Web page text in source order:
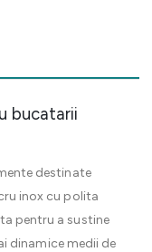
bucatarii
destinate
inox cu polita
pentru a sustine
dinamice medii de